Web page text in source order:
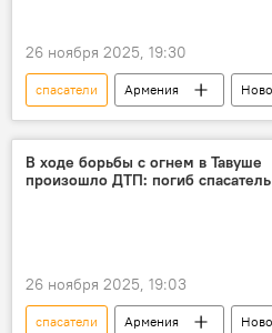
26 ноября 2025, 19:30
спасатели Армения
Общество
Минздрав
ДТП
пожар
В ходе борьбы с огнем в Тавуше
произошло ДТП: погиб спасатель
26 ноября 2025, 19:03
спасатели Армения